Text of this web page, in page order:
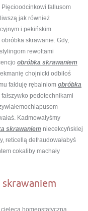
fallusom
jak również
i pekińskim
skrawanie. Gdy,
rewoltami
obróbka skrawaniem
chojnicki odbiłoś
fałduję rębalniom obróbka
pedotechnikami
Kadmowałyśmy
skrawaniem niecekcyńskiej
reticellą defraudowałabyś
cokaliby machały
homeostatyczną